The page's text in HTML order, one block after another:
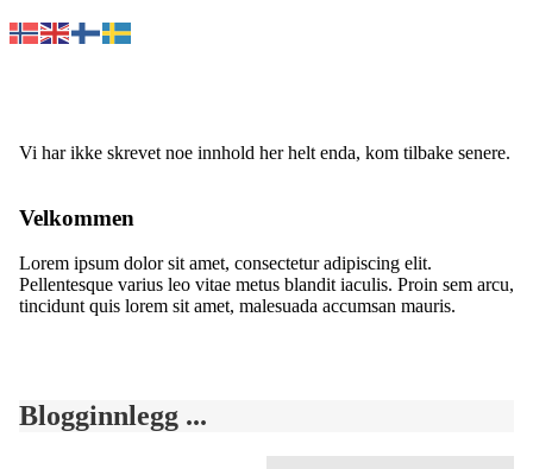
Vi har ikke skrevet noe innhold her helt enda, kom tilbake senere.
Velkommen
Lorem ipsum dolor sit amet, consectetur adipiscing elit.
Pellentesque varius leo vitae metus blandit iaculis. Proin sem arcu,
tincidunt quis lorem sit amet, malesuada accumsan mauris.
Blogginnlegg ...